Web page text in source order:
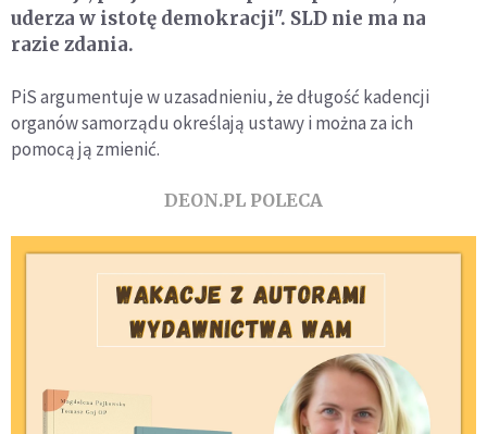
uderza w istotę demokracji". SLD nie ma na
razie zdania.
PiS argumentuje w uzasadnieniu, że długość kadencji
organów samorządu określają ustawy i można za ich
pomocą ją zmienić.
DEON.PL POLECA